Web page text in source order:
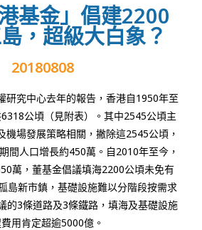
港基金」倡建2200
，超級大白象？
20180808
研究中心去年的報告，香港自1950年至
公頃（見附表）。其中2545公頃主
機場發展策略相關，撇除這2545公頃，
間人口增長約450萬。自2010年至今，
萬，董基金倡議填海2200公頃未免有
島新市鎮，基礎設施難以分階段按需求
的3條道路及3條鐵路，填海及基礎設施
用肯定超逾5000億。